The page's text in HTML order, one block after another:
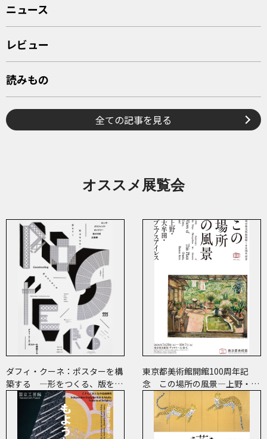
ニュース
レビュー
読みもの
全ての記事を見る
オススメ展覧会
ダフィ・クーネ：ポスターを構
築する ―形をつくる、版をつ
くる、表現をつくる―
東京都美術館開館100周年記
念 この場所の風景―上野・大
牟田・ブエノスアイレス